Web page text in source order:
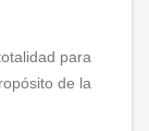
para
de la